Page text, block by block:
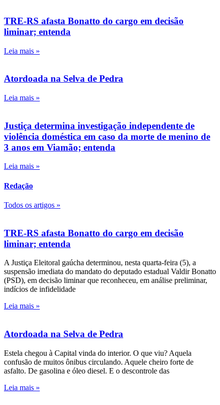
TRE-RS afasta Bonatto do cargo em decisão
liminar; entenda
Leia mais »
Atordoada na Selva de Pedra
Leia mais »
Justiça determina investigação independente de
violência doméstica em caso da morte de menino de
3 anos em Viamão; entenda
Leia mais »
Redação
Todos os artigos »
TRE-RS afasta Bonatto do cargo em decisão
liminar; entenda
A Justiça Eleitoral gaúcha determinou, nesta quarta-feira (5), a
suspensão imediata do mandato do deputado estadual Valdir Bonatto
(PSD), em decisão liminar que reconheceu, em análise preliminar,
indícios de infidelidade
Leia mais »
Atordoada na Selva de Pedra
Estela chegou à Capital vinda do interior. O que viu? Aquela
confusão de muitos ônibus circulando. Aquele cheiro forte de
asfalto. De gasolina e óleo diesel. E o descontrole das
Leia mais »